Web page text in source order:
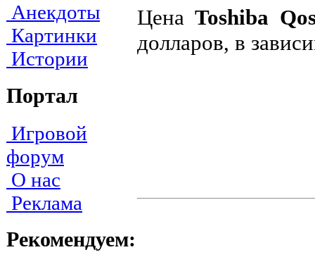
Анекдоты
Картинки
Истории
Портал
Игровой
форум
О нас
Реклама
Рекомендуем:
ЦенаToshiba
долларов, в